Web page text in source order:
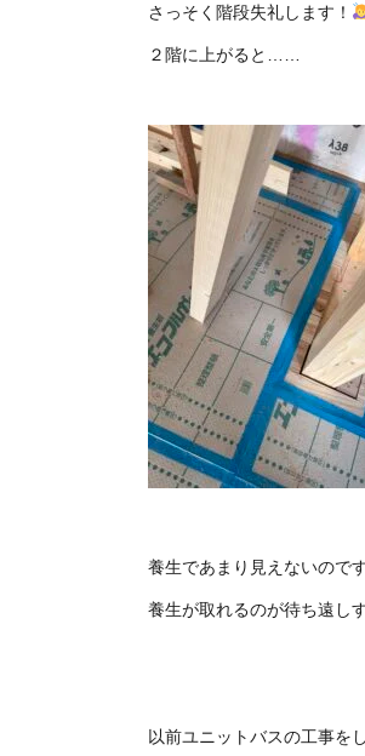
さっそく階段失礼します！
２階に上がると……
養生であまり見えないので
養生が取れるのが待ち遠し
以前ユニットバスの工事を